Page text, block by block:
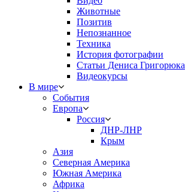
Животные
Позитив
Непознанное
Техника
История фотографии
Статьи Дениса Григорюка
Видеокурсы
В мире
События
Европа
Россия
ДНР-ЛНР
Крым
Азия
Северная Америка
Южная Америка
Африка